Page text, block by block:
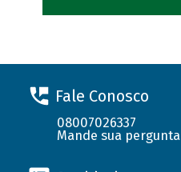
Fale Conosco
08007026337
Mande sua pergunta